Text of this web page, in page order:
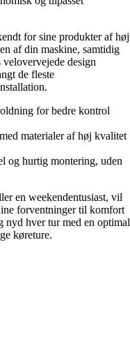
for sine produkter af høj
af din maskine, samtidig
design
de fleste
for bedre kontrol
materialer af høj kvalitet
og hurtig montering, uden
en weekendentusiast, vil
forventninger til komfort
nyd hver tur med en optimal
køreture.